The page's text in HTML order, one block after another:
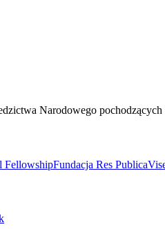
Narodowego
FellowshipFundacja Res Publica